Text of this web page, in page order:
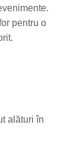
pentru o
alături în